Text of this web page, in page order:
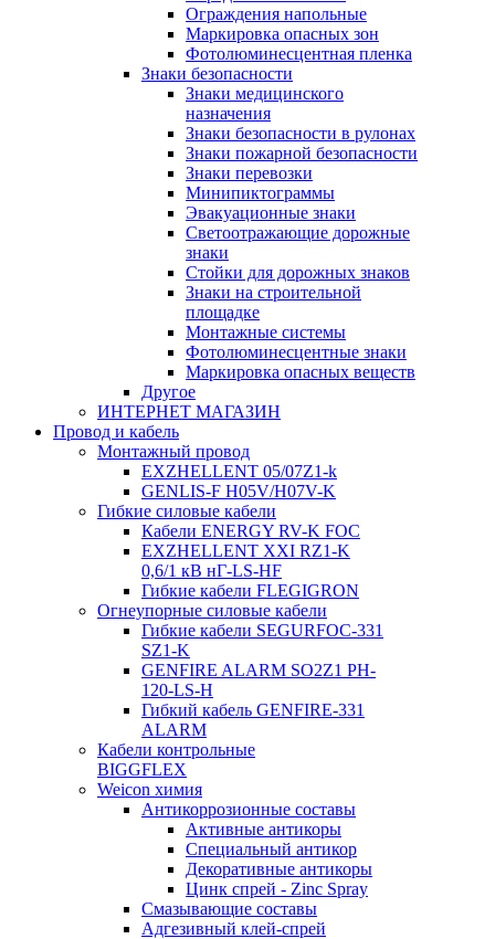
Ограждения напольные
Маркировка опасных зон
Фотолюминесцентная пленка
Знаки безопасности
Знаки медицинского
назначения
Знаки безопасности в рулонах
Знаки пожарной безопасности
Знаки перевозки
Минипиктограммы
Эвакуационные знаки
Светоотражающие дорожные
знаки
Стойки для дорожных знаков
Знаки на строительной
площадке
Монтажные системы
Фотолюминесцентные знаки
Маркировка опасных веществ
Другое
ИНТЕРНЕТ МАГАЗИН
Провод и кабель
Монтажный провод
EXZHELLENT 05/07Z1-k
GENLIS-F Н05V/H07V-K
Гибкие силовые кабели
Кабели ENERGY RV-K FOC
EXZHELLENT XXI RZ1-K
0,6/1 кВ нГ-LS-HF
Гибкие кабели FLEGIGRON
Огнеупорные силовые кабели
Гибкие кабели SEGURFOC-331
SZ1-K
GENFIRE ALARM SO2Z1 PH-
120-LS-H
Гибкий кабель GENFIRE-331
ALARM
Кабели контрольные
BIGGFLEX
Weicon химия
Антикоррозионные составы
Активные антикоры
Специальный антикор
Декоративные антикоры
Цинк спрей - Zinc Spray
Смазывающие составы
Адгезивный клей-спрей